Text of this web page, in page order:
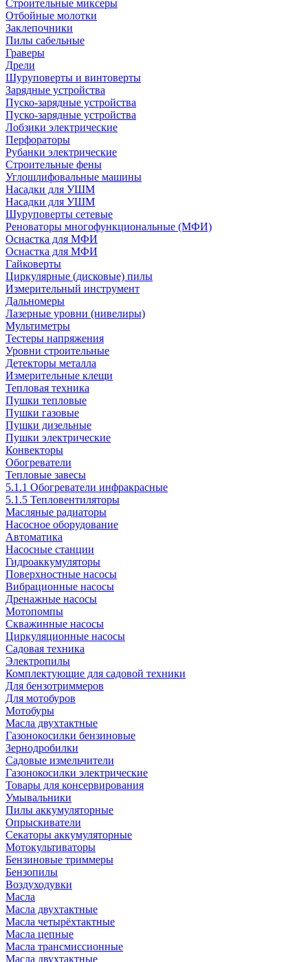
Строительные миксеры
Отбойные молотки
Заклепочники
Пилы сабельные
Граверы
Дрели
Шуруповерты и винтоверты
Зарядные устройства
Пуско-зарядные устройства
Пуско-зарядные устройства
Лобзики электрические
Перфораторы
Рубанки электрические
Строительные фены
Углошлифовальные машины
Насадки для УШМ
Насадки для УШМ
Шуруповерты сетевые
Реноваторы многофункциональные (МФИ)
Оснастка для МФИ
Оснастка для МФИ
Гайковерты
Циркулярные (дисковые) пилы
Измерительный инструмент
Дальномеры
Лазерные уровни (нивелиры)
Мультиметры
Тестеры напряжения
Уровни строительные
Детекторы металла
Измерительные клещи
Тепловая техника
Пушки тепловые
Пушки газовые
Пушки дизельные
Пушки электрические
Конвекторы
Обогреватели
Тепловые завесы
5.1.1 Обогреватели инфракрасные
5.1.5 Тепловентиляторы
Масляные радиаторы
Насосное оборудование
Автоматика
Насосные станции
Гидроаккумуляторы
Поверхностные насосы
Вибрационные насосы
Дренажные насосы
Мотопомпы
Скважинные насосы
Циркуляционные насосы
Садовая техника
Электропилы
Комплектующие для садовой техники
Для бензотриммеров
Для мотобуров
Мотобуры
Масла двухтактные
Газонокосилки бензиновые
Зернодробилки
Садовые измельчители
Газонокосилки электрические
Товары для консервирования
Умывальники
Пилы аккумуляторные
Опрыскиватели
Секаторы аккумуляторные
Мотокультиваторы
Бензиновые триммеры
Бензопилы
Воздуходувки
Масла
Масла двухтактные
Масла четырёхтактные
Масла цепные
Масла трансмиссионные
Масла двухтактные